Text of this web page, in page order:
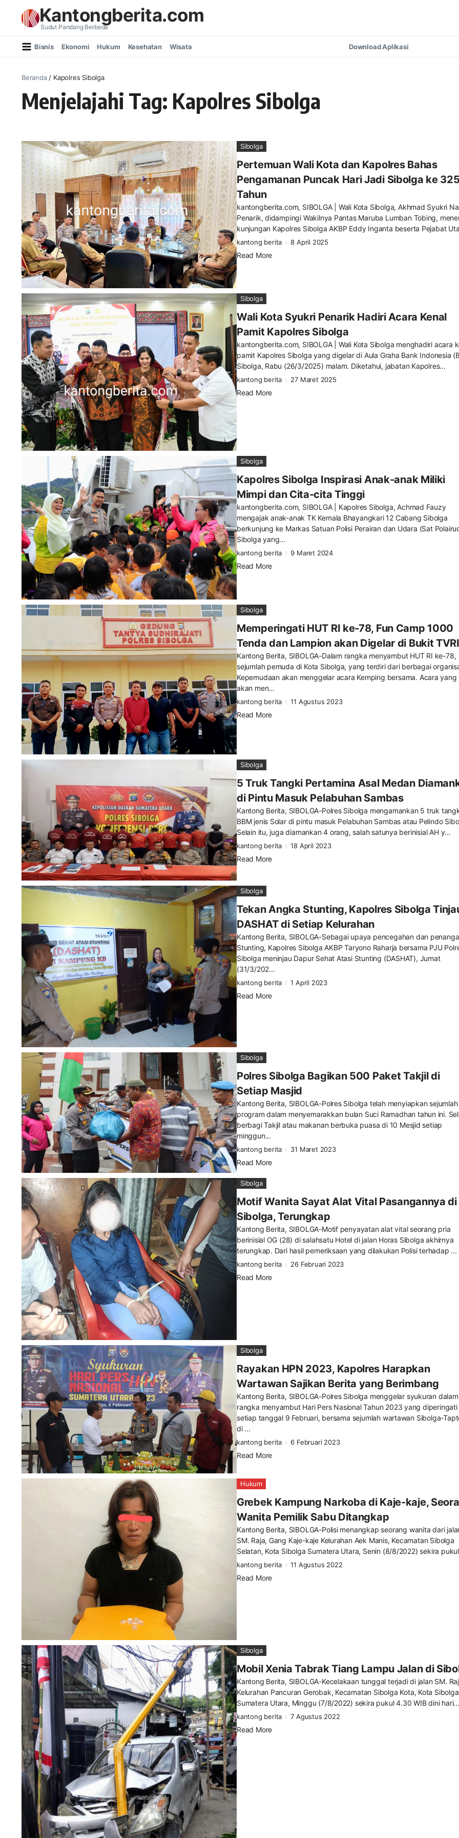
Kantongberita.com
Sudut Pandang Berbeda
Bisnis Ekonomi Hukum Kesehatan Wisata Download Aplikasi
Beranda/ Kapolres Sibolga
Menjelajahi Tag: Kapolres Sibolga
Sibolga
Pertemuan Wali Kota dan Kapolres Bahas
Pengamanan Puncak Hari Jadi Sibolga ke 325
Tahun
kantongberita.com, SIBOLGA | Wali Kota Sibolga, Akhmad Syukri
Penarik, didampingi Wakilnya Pantas Maruba Lumban Tobing,
kunjungan Kapolres Sibolga AKBP Eddy Inganta beserta Pejabat
kantong berita 8 April 2025
Read More
Sibolga
Wali Kota Syukri Penarik Hadiri Acara Kenal
Pamit Kapolres Sibolga
kantongberita.com, SIBOLGA | Wali Kota Sibolga menghadiri acara
pamit Kapolres Sibolga yang digelar di Aula Graha Bank Indonesia
Sibolga, Rabu (26/3/2025) malam. Diketahui, jabatan Kapolres...
kantong berita 27 Maret 2025
Read More
Sibolga
Kapolres Sibolga Inspirasi Anak-anak Miliki
Mimpi dan Cita-cita Tinggi
kantongberita.com, SIBOLGA | Kapolres Sibolga, Achmad Fauzy
mengajak anak-anak TK Kemala Bhayangkari 12 Cabang Sibolga
berkunjung ke Markas Satuan Polisi Perairan dan Udara (Sat
Sibolga yang...
kantong berita 9 Maret 2024
Read More
Sibolga
Memperingati HUT RI ke-78, Fun Camp 1000
Tenda dan Lampion akan Digelar di Bukit TVRI
Kantong Berita, SIBOLGA-Dalam rangka menyambut HUT RI ke-78,
sejumlah pemuda di Kota Sibolga, yang terdiri dari berbagai
Kepemudaan akan menggelar acara Kemping bersama. Acara yang
akan men...
kantong berita 11 Agustus 2023
Read More
Sibolga
5 Truk Tangki Pertamina Asal Medan
di Pintu Masuk Pelabuhan Sambas
Kantong Berita, SIBOLGA-Polres Sibolga mengamankan 5 truk
BBM jenis Solar di pintu masuk Pelabuhan Sambas atau Pelindo
Selain itu, juga diamankan 4 orang, salah satunya berinisial AH y...
kantong berita 18 April 2023
Read More
Sibolga
Tekan Angka Stunting, Kapolres Sibolga
DASHAT di Setiap Kelurahan
Kantong Berita, SIBOLGA-Sebagai upaya pencegahan dan
Stunting, Kapolres Sibolga AKBP Taryono Raharja bersama PJU
Sibolga meninjau Dapur Sehat Atasi Stunting (DASHAT), Jumat
(31/3/202...
kantong berita 1 April 2023
Read More
Sibolga
Polres Sibolga Bagikan 500 Paket Takjil di
Setiap Masjid
Kantong Berita, SIBOLGA-Polres Sibolga telah menyiapkan sejumlah
program dalam menyemarakkan bulan Suci Ramadhan tahun ini.
berbagi Takjil atau makanan berbuka puasa di 10 Mesjid setiap
minggun...
kantong berita 31 Maret 2023
Read More
Sibolga
Motif Wanita Sayat Alat Vital Pasangannya di
Sibolga, Terungkap
Kantong Berita, SIBOLGA-Motif penyayatan alat vital seorang pria
berinisial OG (28) di salahsatu Hotel di jalan Horas Sibolga akhirnya
terungkap. Dari hasil pemeriksaan yang dilakukan Polisi terhadap ...
kantong berita 26 Februari 2023
Read More
Sibolga
Rayakan HPN 2023, Kapolres Harapkan
Wartawan Sajikan Berita yang Berimbang
Kantong Berita, SIBOLGA-Polres Sibolga menggelar syukuran dalam
rangka menyambut Hari Pers Nasional Tahun 2023 yang diperingati
setiap tanggal 9 Februari, bersama sejumlah wartawan Sibolga-
di ...
kantong berita 6 Februari 2023
Read More
Hukum
Grebek Kampung Narkoba di Kaje-kaje,
Wanita Pemilik Sabu Ditangkap
Kantong Berita, SIBOLGA-Polisi menangkap seorang wanita dari
SM. Raja, Gang Kaje-kaje Kelurahan Aek Manis, Kecamatan Sibolga
Selatan, Kota Sibolga Sumatera Utara, Senin (8/8/2022) sekira pukul
kantong berita 11 Agustus 2022
Read More
Sibolga
Mobil Xenia Tabrak Tiang Lampu Jalan di
Kantong Berita, SIBOLGA-Kecelakaan tunggal terjadi di jalan SM.
Kelurahan Pancuran Gerobak, Kecamatan Sibolga Kota, Kota Sibolga
Sumatera Utara, Minggu (7/8/2022) sekira pukul 4.30 WIB dini hari...
kantong berita 7 Agustus 2022
Read More